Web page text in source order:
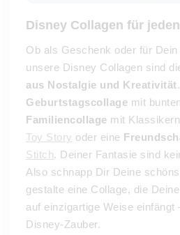
Disney Collagen für
Ob als Geschenk oder für
unsere Disney Collagen sind
aus Nostalgie und Kreativität
Geburtstagscollage mit
Familiencollage mit
Toy Story oder eine
Stitch. Deiner Fantasie sind
Also schnapp Dir Deine
gestalte eine Collage, die
auf einzigartige Weise einfängt
Disney-Zauber.